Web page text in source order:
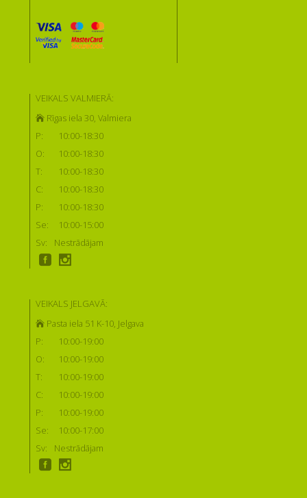
VEIKALS VALMIERĀ:
Rīgas iela 30, Valmiera
P:
10:00-18:30
O:
10:00-18:30
T:
10:00-18:30
C:
10:00-18:30
P:
10:00-18:30
Se:
10:00-15:00
Sv:
Nestrādājam
VEIKALS JELGAVĀ:
Pasta iela 51 K-10, Jelgava
P:
10:00-19:00
O:
10:00-19:00
T:
10:00-19:00
C:
10:00-19:00
P:
10:00-19:00
Se:
10:00-17:00
Sv:
Nestrādājam